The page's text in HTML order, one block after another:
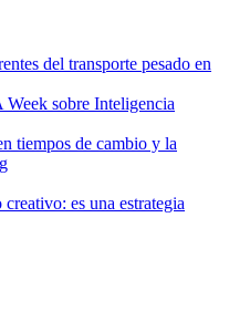
del transporte pesado en
sobre Inteligencia
tiempos de cambio y la
es una estrategia